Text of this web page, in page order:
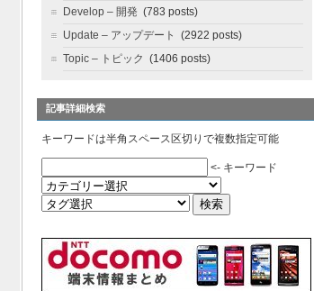
Develop – 開発 (783 posts)
Update – アップデート
(2922 posts)
Topic – トピック (1406 posts)
記事詳細検索
キーワードは半角スペース区切りで複数指定可能
<- キーワード